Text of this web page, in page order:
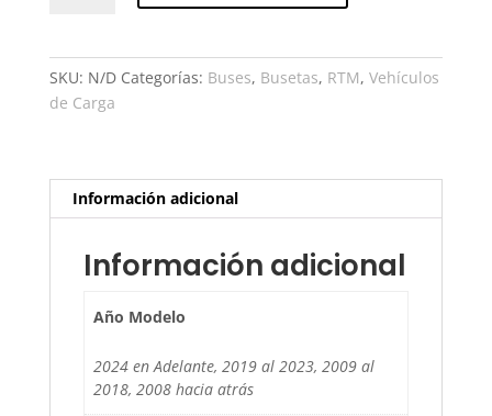
cantidad
SKU: N/D Categorías: Buses, Busetas, RTM, Vehículos
de Carga
Información adicional
Información adicional
Año Modelo
2024 en Adelante, 2019 al 2023, 2009 al
2018, 2008 hacia atrás